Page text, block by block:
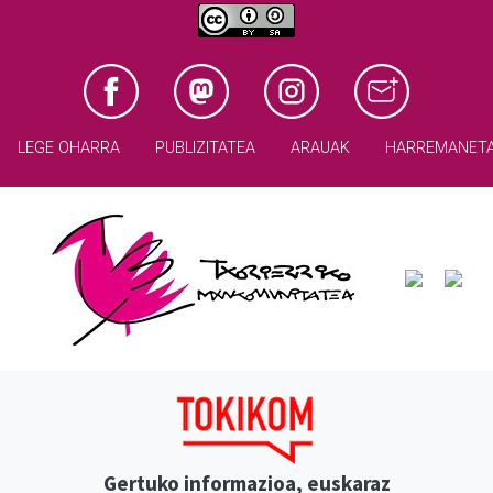
LEGE OHARRA PUBLIZITATEA ARAUAK
Gertuko informazioa, euskaraz